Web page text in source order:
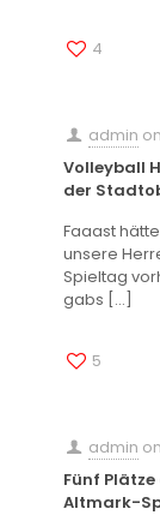
4
admin on
Volleyball
der
Faaast
unsere
Spieltag
gabs […]
5
admin on
Fünf
Altmark-